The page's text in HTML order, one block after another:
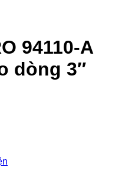
94110-A
dòng 3″